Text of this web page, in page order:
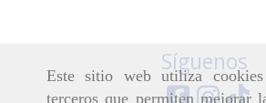
Este sitio web utiliza
terceros que permiten mejorar
Síguenos